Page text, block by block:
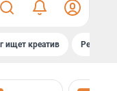
ищет креатив